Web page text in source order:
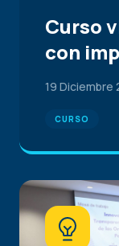
Curso
con
19 Diciembre
CURSO